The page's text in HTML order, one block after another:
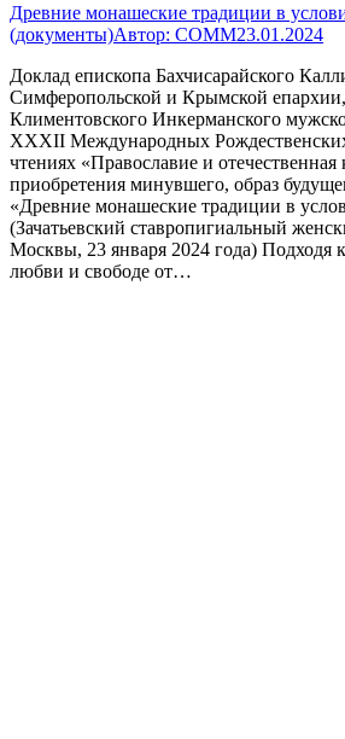
Древние монашеские традиции в
(документы)Автор: СОММ23.01.2024
Доклад епископа Бахчисарайского
Симферопольской и Крымской
Климентовского Инкерманского
XXXII Международных
чтениях «Православие и отечественная
приобретения минувшего, образ
«Древние монашеские традиции в
(Зачатьевский ставропигиальный
Москвы, 23 января 2024 года) Подходя
любви и свободе от…